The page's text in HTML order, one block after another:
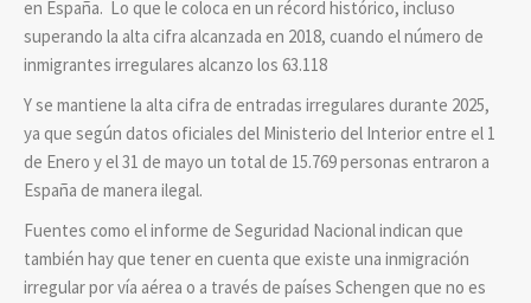
en España. Lo que le coloca en un récord histórico, incluso
superando la alta cifra alcanzada en 2018, cuando el número de
inmigrantes irregulares alcanzo los 63.118
Y se mantiene la alta cifra de entradas irregulares durante 2025,
ya que según datos oficiales del Ministerio del Interior entre el 1
de Enero y el 31 de mayo un total de 15.769 personas entraron a
España de manera ilegal.
Fuentes como el informe de Seguridad Nacional indican que
también hay que tener en cuenta que existe una inmigración
irregular por vía aérea o a través de países Schengen que no es